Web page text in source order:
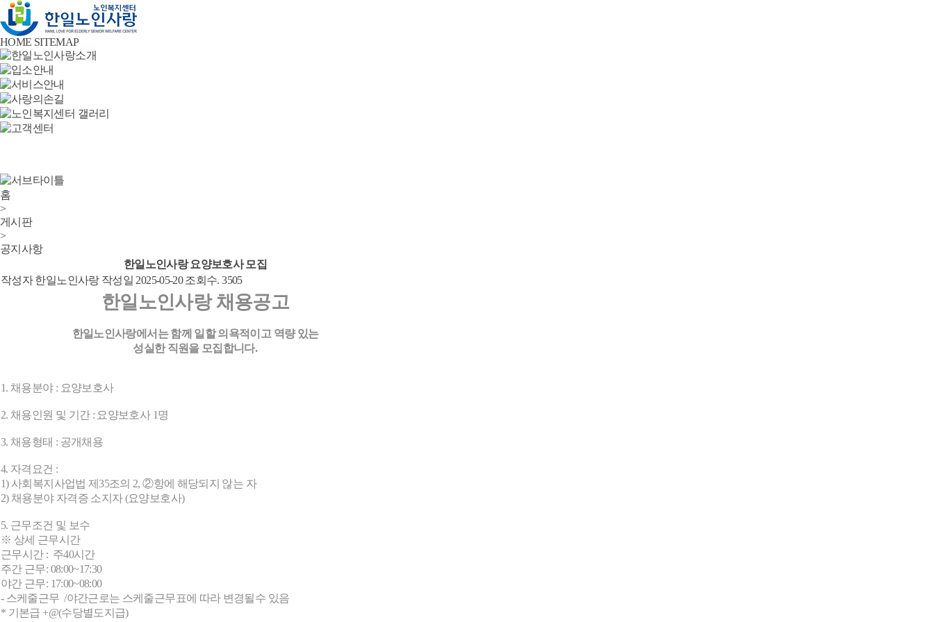
HOME SITEMAP
홈
>
게시판
>
공지사항
한일노인사랑 요양보호사 모집
작성자한일노인사랑 작성일 2025-05-20조회수. 3505
한일노인사랑 채용공고
한일노인사랑에서는 함께 일할 의욕적이고 역량 있는
성실한 직원을 모집합니다.
1. 채용분야 : 요양보호사
2. 채용인원 및 기간 : 요양보호사 1명
3. 채용형태 : 공개채용
4. 자격요건 :
1) 사회복지사업법 제35조의 2, ②항에 해당되지 않는 자
2) 채용분야 자격증 소지자 (요양보호사)
5. 근무조건 및 보수
※ 상세 근무시간
근무시간 : 주40시간
주간 근무: 08:00~17:30
야간 근무: 17:00~08:00
- 스케줄근무 /야간근로는 스케줄근무표에 따라 변경될수 있음
* 기본급 +@(수당별도지급)